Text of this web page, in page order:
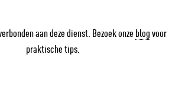
aan deze dienst. Bezoek onze blog voor
praktische tips.